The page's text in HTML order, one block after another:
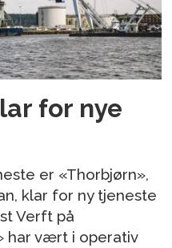
for nye
er «Thorbjørn»,
klar for ny tjeneste
Verft på
har vært i operativ